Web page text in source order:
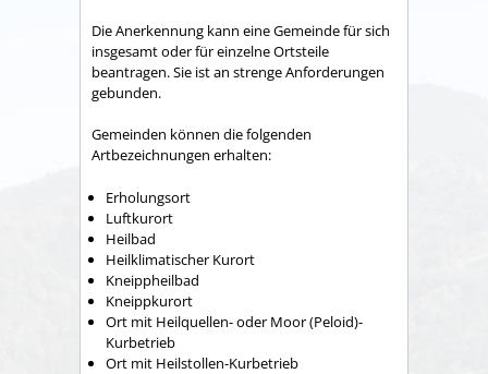
Die Anerkennung kann eine Gemeinde für sich
insgesamt oder für einzelne Ortsteile
beantragen. Sie ist an strenge Anforderungen
gebunden.
Gemeinden können die folgenden
Artbezeichnungen erhalten:
Erholungsort
Luftkurort
Heilbad
Heilklimatischer Kurort
Kneippheilbad
Kneippkurort
Ort mit Heilquellen- oder Moor (Peloid)-
Kurbetrieb
Ort mit Heilstollen-Kurbetrieb